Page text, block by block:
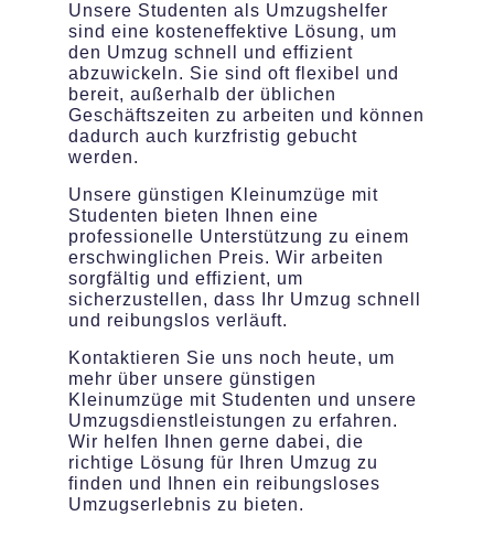
Unsere Studenten als Umzugshelfer
sind eine kosteneffektive Lösung, um
den Umzug schnell und effizient
abzuwickeln. Sie sind oft flexibel und
bereit, außerhalb der üblichen
Geschäftszeiten zu arbeiten und können
dadurch auch kurzfristig gebucht
werden.
Unsere günstigen Kleinumzüge mit
Studenten bieten Ihnen eine
professionelle Unterstützung zu einem
erschwinglichen Preis. Wir arbeiten
sorgfältig und effizient, um
sicherzustellen, dass Ihr Umzug schnell
und reibungslos verläuft.
Kontaktieren Sie uns noch heute, um
mehr über unsere günstigen
Kleinumzüge mit Studenten und unsere
Umzugsdienstleistungen zu erfahren.
Wir helfen Ihnen gerne dabei, die
richtige Lösung für Ihren Umzug zu
finden und Ihnen ein reibungsloses
Umzugserlebnis zu bieten.